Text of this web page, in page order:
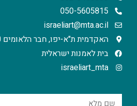
050-5605815
israeliart@mta.ac.il
האקדמית ת"א-יפו, חבר הלאומים 10 תל אביב
בית לאמנות ישראלית
israeliart_mta